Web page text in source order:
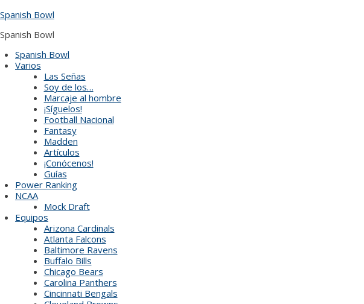
to
Spanish Bowl
Spanish Bowl
Spanish Bowl
Varios
Las Señas
Soy de los…
Marcaje al hombre
¡Síguelos!
Football Nacional
Fantasy
Madden
Artículos
¡Conócenos!
Guías
Power Ranking
NCAA
Mock Draft
Equipos
Arizona Cardinals
Atlanta Falcons
Baltimore Ravens
Buffalo Bills
Chicago Bears
Carolina Panthers
Cincinnati Bengals